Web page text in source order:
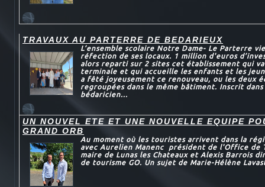
TRAVAUX AU PARTERRE DE BEDARIEUX
L’ensemble scolaire Notre Dame- Le Parterre
réfection de ses locaux. 1 million d'euros
alors reparti sur 2 sites cet établissement qui
terminale et qui accueille les enfants et les
a fêté joyeusement ce renouveau, ou les deux
regroupées dans le même bâtiment. Inscrit dans
bédaricien...
UN NOUVEL ETE ET UNE NOUVELLE EQUIPE
GRAND ORB
Au moment où les touristes arrivent dans la
avec Aurelien Manenc président de l'Office de
maire de Lunas les Chateaux et Alexis Barrois
de tourisme GO. Un sujet de Marie-Hélène